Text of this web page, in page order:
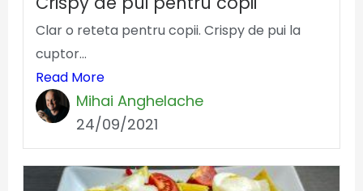
Clar o reteta pentru copii. Crispy de pui la
cuptor...
Read More
Mihai Anghelache
24/09/2021